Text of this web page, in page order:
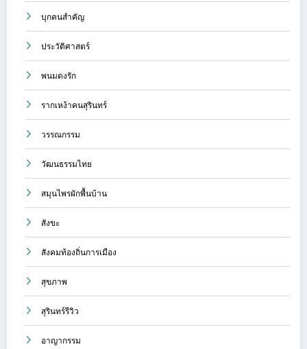
บุกคนสำคัญ
ประวัติศาสตร์
พนมดงรัก
รากเหง้าคนสุรินทร์
วรรณกรรม
วัฒนธรรมไทย
สมุนไพรผักพื้นบ้าน
สังขะ
สังคมท้องถิ่นการเมือง
สุขภาพ
สุรินทร์รีวิว
อาญากรรม